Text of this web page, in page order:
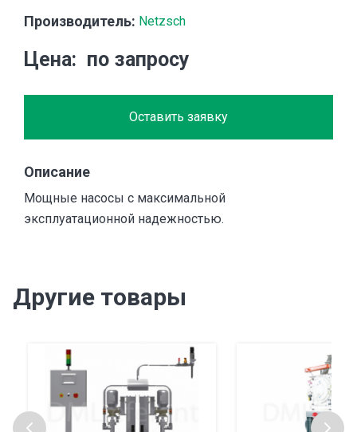
Производитель: Netzsch
Цена по запросу
Оставить заявку
Описание
Мощные насосы с максимальной
эксплуатационной надежностью.
Другие товары